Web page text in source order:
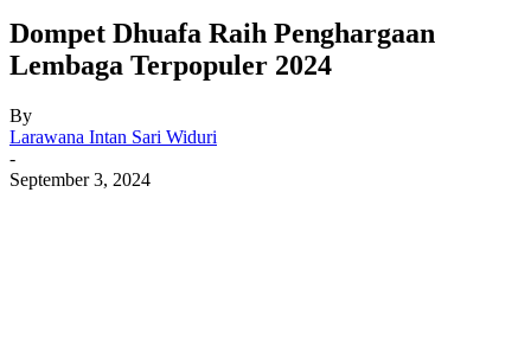
Dompet Dhuafa Raih Penghargaan
Lembaga Terpopuler 2024
By
Larawana Intan Sari Widuri
-
September 3, 2024